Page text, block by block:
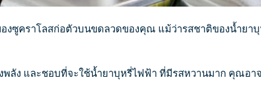
งซูคราโลสก่อตัวบนขดลวดของคุณ แม้ว่ารสชาติของน้ำยา
ลัง และชอบที่จะใช้น้ำยาบุหรี่ไฟฟ้า ที่มีรสหวานมาก คุณอา